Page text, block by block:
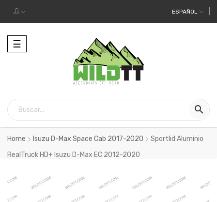
ESPAÑOL
Alternar
la
☰

Home Isuzu D-Max Space Cab 2017-2020
Sportlid Aluminio
RealTruck HD+ Isuzu D-Max EC 2012-2020